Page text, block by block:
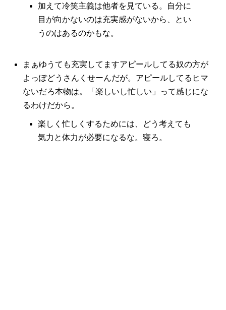
加えて冷笑主義は他者を見ている。自分に
目が向かないのは充実感がないから、とい
うのはあるのかもな。
まぁゆうても充実してますアピールしてる奴の方が
よっぽどうさんくせーんだが。アピールしてるヒマ
ないだろ本物は。「楽しいし忙しい」って感じにな
るわけだから。
楽しく忙しくするためには、どう考えても
気力と体力が必要になるな。寝ろ。